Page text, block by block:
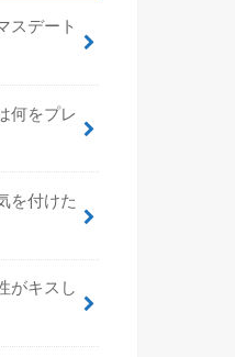
スデート
何をプレ
を付けた
がキスし